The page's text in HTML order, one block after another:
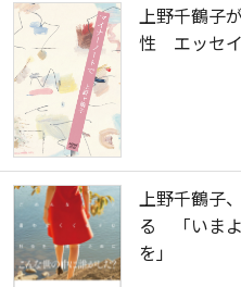
上野千鶴子
性 エッセイ
上野千鶴子
る 「いま
を」